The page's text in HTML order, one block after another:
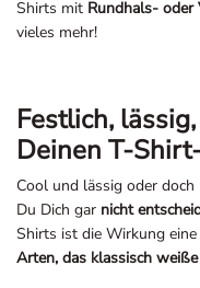
Shirts mit Rundhals-
vieles mehr!
Festlich,
Deinen T-
Cool und lässig oder
Du Dich gar nicht
Shirts ist die Wirkung
Arten, das klassisch